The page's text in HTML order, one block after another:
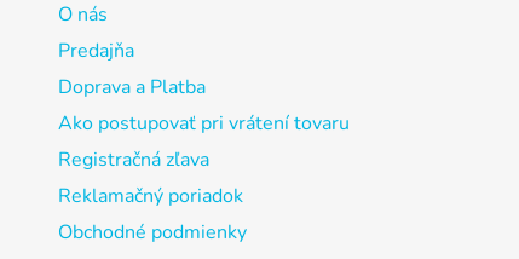
O nás
Predajňa
Doprava a Platba
Ako postupovať pri vrátení tovaru
Registračná zľava
Reklamačný poriadok
Obchodné podmienky